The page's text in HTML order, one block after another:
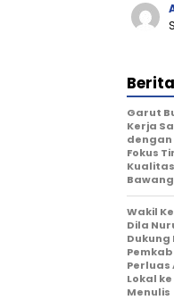
Garut
Kerja
dengan
Fokus
Wakil
Dila
Pemkab
Perluas
Lokal
Menulis